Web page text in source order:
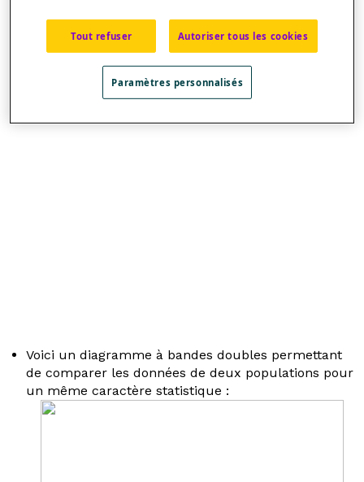
Voici un diagramme à bandes verticales dans le cas
d'une distribution d'une variable statistique
qualitative.
Voici un diagramme à bandes doubles permettant
de comparer les données de deux populations pour
un même caractère statistique :
Tout refuser Autoriser tous les cookies
Paramètres personnalisés